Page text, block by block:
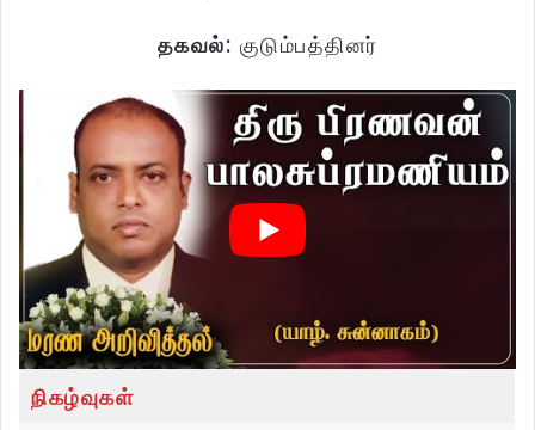
தகவல்: குடும்பத்தினர்
நிகழ்வுகள்